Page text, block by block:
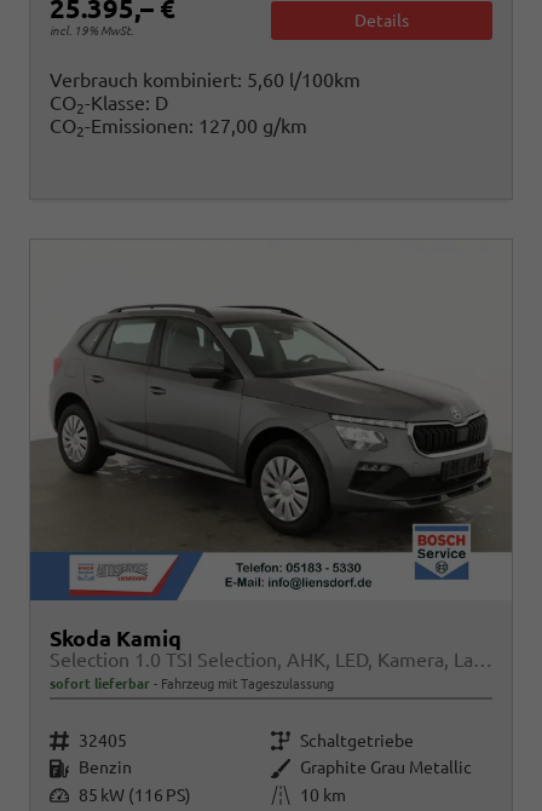
25.395,– €
incl. 19% MwSt.
Details
Verbrauch kombiniert: 5,60 l/100km
CO2-Klasse: D
CO2-Emissionen: 127,00 g/km
Skoda Kamiq
Selection 1.0 TSI Selection, AHK, LED, Kamera, Ladeboden, Winter
sofort lieferbar Fahrzeug mit Tageszulassung
Fahrzeugnr. 32405 Getriebe Schaltgetriebe
Kraftstoff Benzin Außenfarbe Graphite Grau Metallic
Leistung 85 kW (116 PS) Kilometerstand
10 km